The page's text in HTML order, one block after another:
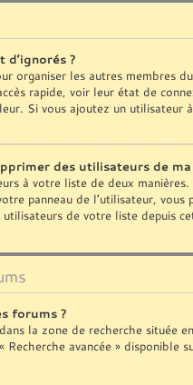
d’ignorés ?
organiser les autres membres
rapide, voir leur état de
Si vous ajoutez un
des utilisateurs de ma
à votre liste de deux
panneau de l’utilisateur,
de votre liste depuis
forums ?
la zone de recherche située
Recherche avancée » disponible